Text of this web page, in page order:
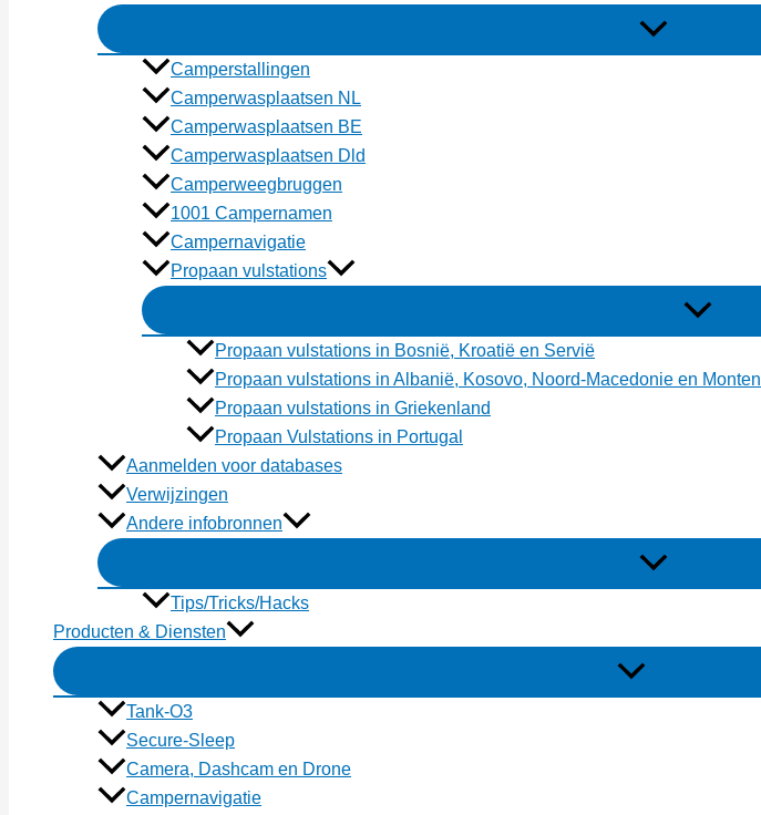
Camperstallingen
Camperwasplaatsen NL
Camperwasplaatsen BE
Camperwasplaatsen Dld
Camperweegbruggen
1001 Campernamen
Campernavigatie
Propaan vulstations
Propaan vulstations in Bosnië, Kroatië en Servië
Propaan vulstations in Albanië, Kosovo, Noord-Macedonie en
Propaan vulstations in Griekenland
Propaan Vulstations in Portugal
Aanmelden voor databases
Verwijzingen
Andere infobronnen
Tips/Tricks/Hacks
Producten & Diensten
Tank-O3
Secure-Sleep
Camera, Dashcam en Drone
Campernavigatie